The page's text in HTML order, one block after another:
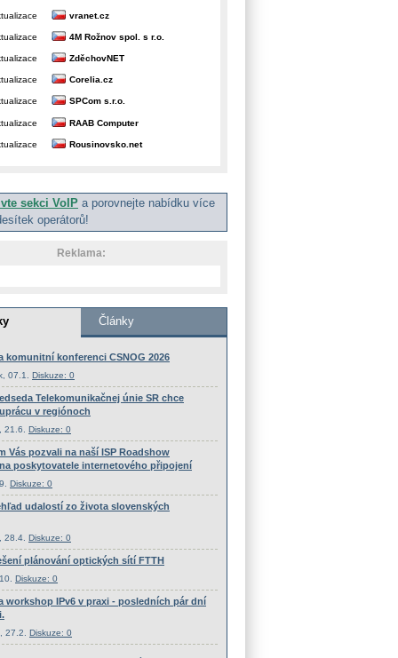
vranet.cz
4M Rožnov spol. s r.o.
ZděchovNET
Corelia.cz
SPCom s.r.o.
RAAB Computer
Rousinovsko.net
sekci VoIP a porovnejte nabídku více
operátorů!
Reklama: